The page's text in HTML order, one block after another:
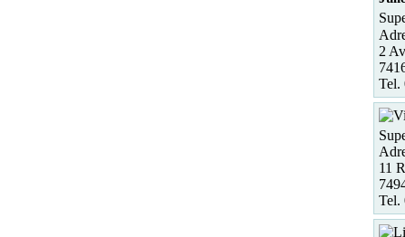
2
Tel.
11
Tel.